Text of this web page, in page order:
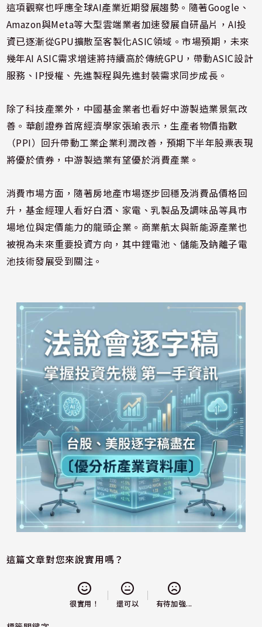
這項觀察也呼應全球AI產業近期發展趨勢。隨著Google、
Amazon與Meta等大型雲端業者加速發展自研晶片，AI投
資已逐漸從GPU擴散至客製化ASIC領域。市場預期，未來
幾年AI ASIC需求增速將持續高於傳統GPU，帶動ASIC設計
服務、IP授權、先進製程與先進封裝需求同步成長。
除了科技產業外，中國基金業者也看好中游製造業景氣改
善。華創證券首席經濟學家張瑜表示，生產者物價指數
（PPI）回升帶動工業企業利潤改善，預期下半年股票表現
將優於債券，中游製造業有望優於消費產業。
消費市場方面，隨著房地產市場逐步回穩及消費品價格回
升，基金經理人看好白酒、家電、乳製品及調味品等具市
場地位與定價能力的龍頭企業。商業航太與新能源產業也
被視為未來重要投資方向，其中鋰電池、儲能及鈉離子電
池技術發展受到關注。
這篇文章對您來說實用嗎？
很實用！ 還可以 有待加強...